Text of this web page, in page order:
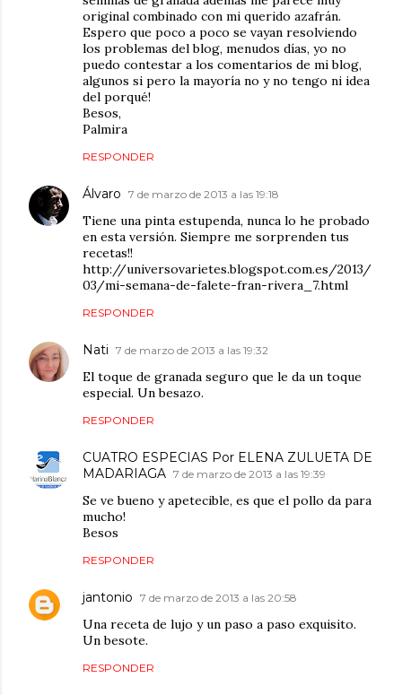
original combinado con mi querido azafrán.
Espero que poco a poco se vayan resolviendo
los problemas del blog, menudos días, yo no
puedo contestar a los comentarios de mi blog,
algunos si pero la mayoría no y no tengo ni idea
del porqué!
Besos,
Palmira
RESPONDER
Álvaro 7 de marzo de 2013 a las 19:18
Tiene una pinta estupenda, nunca lo he probado
en esta versión. Siempre me sorprenden tus
recetas!!
http://universovarietes.blogspot.com.es/2013/
03/mi-semana-de-falete-fran-rivera_7.html
RESPONDER
Nati 7 de marzo de 2013 a las 19:32
El toque de granada seguro que le da un toque
especial. Un besazo.
RESPONDER
CUATRO ESPECIAS Por ELENA ZULUETA DE
MADARIAGA 7 de marzo de 2013 a las 19:39
Se ve bueno y apetecible, es que el pollo da para
mucho!
Besos
RESPONDER
jantonio 7 de marzo de 2013 a las 20:58
Una receta de lujo y un paso a paso exquisito.
Un besote.
RESPONDER